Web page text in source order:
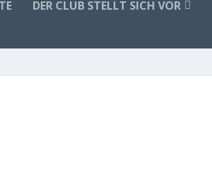
DER CLUB STELLT SICH VOR